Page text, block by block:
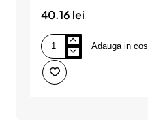
x 8m
40.16 lei
2
Sticker
Reflectorizant
Adauga in cos